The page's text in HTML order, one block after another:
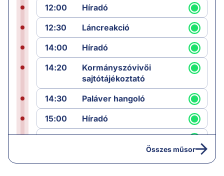
12:00
Híradó
12:30
Láncreakció
14:00
Híradó
14:20
Kormányszóvivői
sajtótájékoztató
14:30
Paláver hangoló
15:00
Híradó
Összes műsor